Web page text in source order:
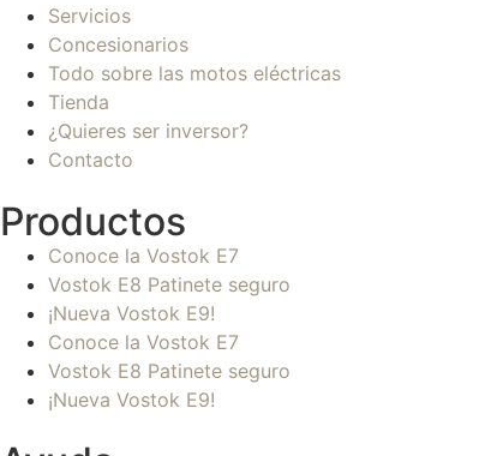
Servicios
Concesionarios
Todo sobre las motos eléctricas
Tienda
¿Quieres ser inversor?
Contacto
Productos
Conoce la Vostok E7
Vostok E8 Patinete seguro
¡Nueva Vostok E9!
Conoce la Vostok E7
Vostok E8 Patinete seguro
¡Nueva Vostok E9!